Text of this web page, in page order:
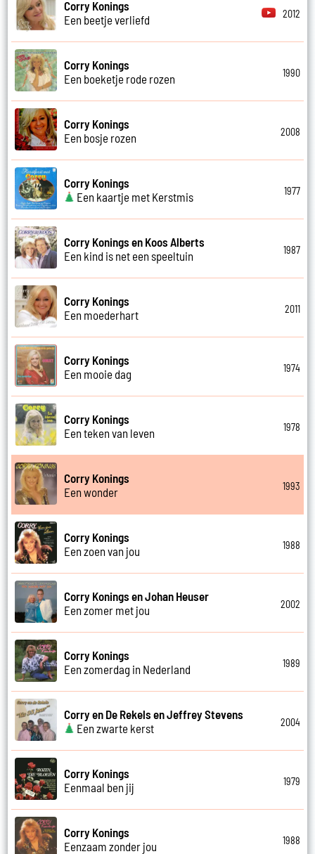
Corry Konings
Een beetje verliefd
2012
Corry Konings
Een boeketje rode rozen
1990
Corry Konings
Een bosje rozen
2008
Corry Konings
Een kaartje met Kerstmis
1977
Corry Konings en Koos Alberts
Een kind is net een speeltuin
1987
Corry Konings
Een moederhart
2011
Corry Konings
Een mooie dag
1974
Corry Konings
Een teken van leven
1978
Corry Konings
Een wonder
1993
Corry Konings
Een zoen van jou
1988
Corry Konings en Johan Heuser
Een zomer met jou
2002
Corry Konings
Een zomerdag in Nederland
1989
Corry en De Rekels en Jeffrey Stevens
Een zwarte kerst
2004
Corry Konings
Eenmaal ben jij
1979
Corry Konings
Eenzaam zonder jou
1988